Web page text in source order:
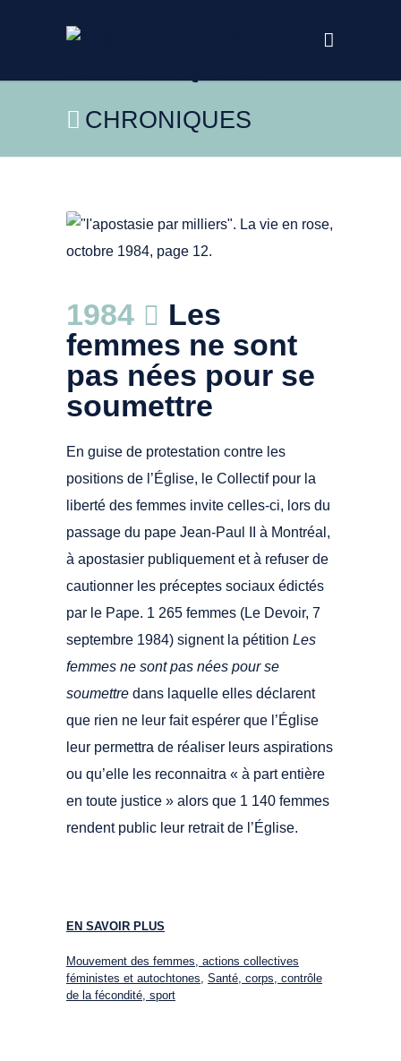
CHRONIQUES
Collections de BAnQ -
https://numerique.banq.qc.ca/patrimoine/details/52327/
1984
Les
femmes ne sont
pas nées pour se
soumettre
En guise de protestation contre les
positions de l’Église, le Collectif pour la
liberté des femmes invite celles-ci, lors du
passage du pape Jean-Paul II à Montréal,
à apostasier publiquement et à refuser de
cautionner les préceptes sociaux édictés
par le Pape. 1 265 femmes (Le Devoir, 7
septembre 1984) signent la pétition Les
femmes ne sont pas nées pour se
soumettre dans laquelle elles déclarent
que rien ne leur fait espérer que l’Église
leur permettra de réaliser leurs aspirations
ou qu’elle les reconnaitra « à part entière
en toute justice » alors que 1 140 femmes
rendent public leur retrait de l’Église.
EN SAVOIR PLUS
Mouvement des femmes, actions collectives
féministes et autochtones, Santé, corps, contrôle
de la fécondité, sport